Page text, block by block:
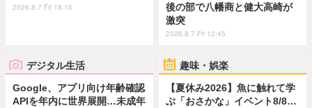
2026.8.7 Fri 18:15
後の部で八幡商と健大高崎が
激突
2026.8.7 Fri 12:45
デジタル生活
Google、アプリ向け年齢確認
APIを年内に世界展開…未成年
趣味・娯楽
【夏休み2026】魚に触れて学
ぶ「おさかな」イベント8/8…